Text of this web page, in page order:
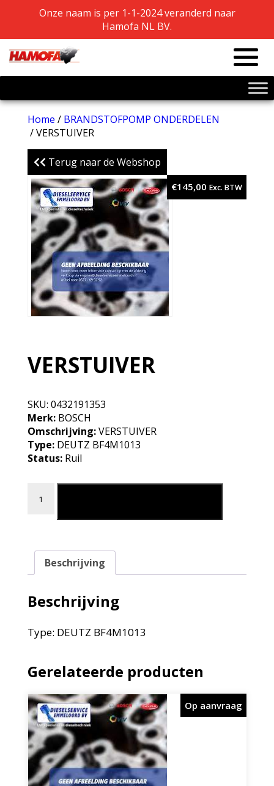
Onze naam is per 1-1-2024 veranderd naar
Hamofa NL BV.
Onze naam is per 1-1-2024 veranderd naar
Hamofa NL BV.
Home / BRANDSTOFPOMP ONDERDELEN
/ VERSTUIVER
Terug naar de Webshop
VERSTUIVER
€145,00 Exc. BTW
SKU: 0432191353
Merk:BOSCH
Omschrijving:VERSTUIVER
Type:DEUTZ BF4M1013
Status:Ruil
Beschrijving
Beschrijving
Type: DEUTZ BF4M1013
Gerelateerde producten
Op aanvraag